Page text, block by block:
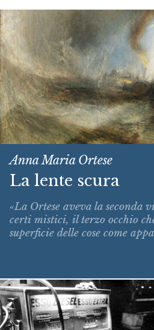
Anna Maria Ortese
La lente scura
«La Ortese aveva la seconda
certi mistici, il terzo occhio
superficie delle cose come